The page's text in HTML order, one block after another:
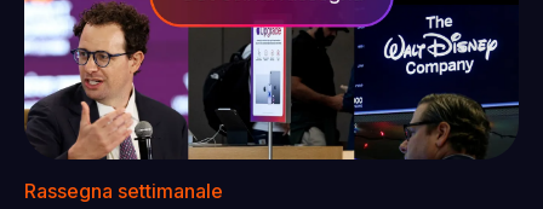
Rassegna settimanale